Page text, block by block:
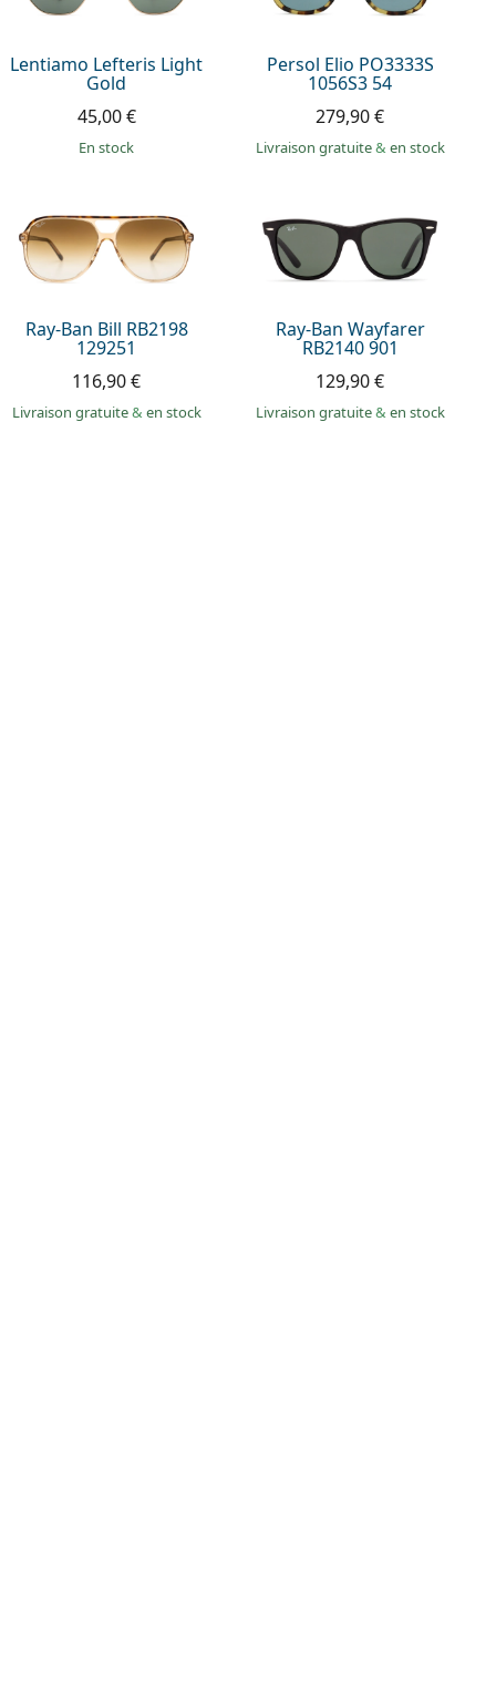
Lentiamo Lefteris Light
Gold
45,00 €
en stock
Persol Elio PO3333S
1056S3 54
279,90 €
Livraison gratuite& en stock
Ray-Ban Bill RB2198
129251
116,90 €
Livraison gratuite& en stock
Ray-Ban Wayfarer
RB2140 901
129,90 €
Livraison gratuite& en stock